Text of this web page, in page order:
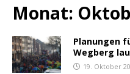
Monat:
Planungen
Wegberg
19. Oktober